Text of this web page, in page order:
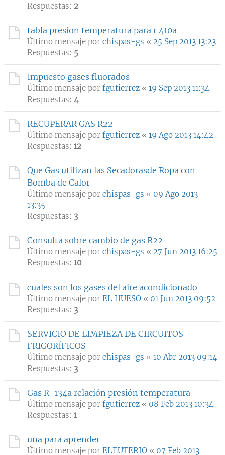
Respuestas: 2
tabla presion temperatura para r 410a
Último mensaje por chispas-gs « 25 Sep 2013 13:23
Respuestas: 5
Impuesto gases fluorados
Último mensaje por fgutierrez « 19 Sep 2013 11:34
Respuestas: 4
RECUPERAR GAS R22
Último mensaje por fgutierrez « 19 Ago 2013 14:42
Respuestas: 12
Que Gas utilizan las Secadorasde Ropa con
Bomba de Calor
Último mensaje por chispas-gs « 09 Ago 2013
13:35
Respuestas: 3
Consulta sobre cambio de gas R22
Último mensaje por chispas-gs « 27 Jun 2013 16:25
Respuestas: 10
cuales son los gases del aire acondicionado
Último mensaje por EL HUESO « 01 Jun 2013 09:52
Respuestas: 3
SERVICIO DE LIMPIEZA DE CIRCUITOS
FRIGORÍFICOS
Último mensaje por chispas-gs « 10 Abr 2013 09:14
Respuestas: 3
Gas R-134a relación presión temperatura
Último mensaje por fgutierrez « 08 Feb 2013 10:34
Respuestas: 1
una para aprender
Último mensaje por ELEUTERIO « 07 Feb 2013